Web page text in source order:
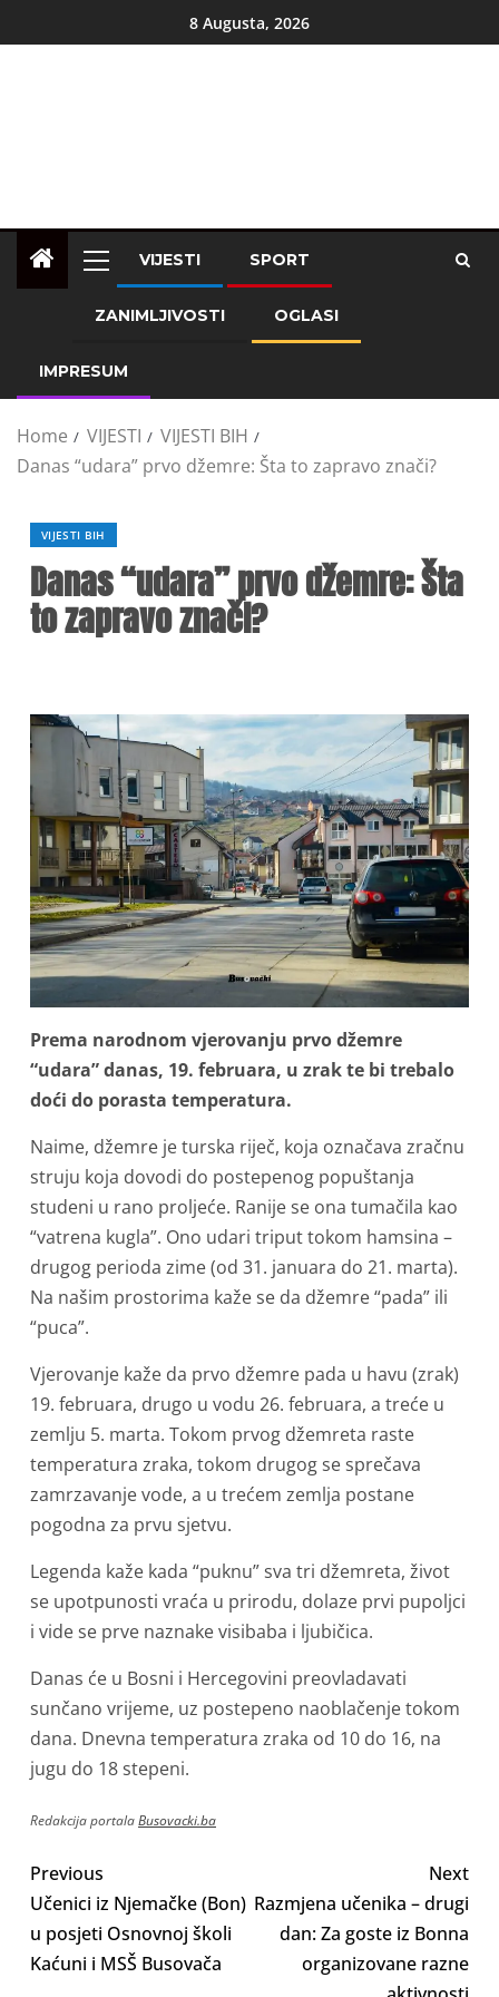
8 Augusta, 2026
VIJESTI SPORT
ZANIMLJIVOSTI OGLASI
IMPRESUM
Home VIJESTI
VIJESTI BIH
Danas “udara” prvo džemre: Šta to zapravo znači?
VIJESTI BIH
Danas “udara” prvo džemre: Šta
to zapravo znači?
Prema narodnom vjerovanju prvo džemre
“udara” danas, 19. februara, u zrak te bi trebalo
doći do porasta temperatura.
Naime, džemre je turska riječ, koja označava zračnu
struju koja dovodi do postepenog popuštanja
studeni u rano proljeće. Ranije se ona tumačila kao
“vatrena kugla”. Ono udari triput tokom hamsina –
drugog perioda zime (od 31. januara do 21. marta).
Na našim prostorima kaže se da džemre “pada” ili
“puca”.
Vjerovanje kaže da prvo džemre pada u havu (zrak)
19. februara, drugo u vodu 26. februara, a treće u
zemlju 5. marta. Tokom prvog džemreta raste
temperatura zraka, tokom drugog se sprečava
zamrzavanje vode, a u trećem zemlja postane
pogodna za prvu sjetvu.
Legenda kaže kada “puknu” sva tri džemreta, život
se upotpunosti vraća u prirodu, dolaze prvi pupoljci
i vide se prve naznake visibaba i ljubičica.
Danas će u Bosni i Hercegovini preovladavati
sunčano vrijeme, uz postepeno naoblačenje tokom
dana. Dnevna temperatura zraka od 10 do 16, na
jugu do 18 stepeni.
Redakcija portalaBusovacki.ba
Previous
Učenici iz Njemačke (Bon)
u posjeti Osnovnoj školi
Kaćuni i MSŠ Busovača
Next
Razmjena učenika – drugi
dan: Za goste iz Bonna
organizovane razne